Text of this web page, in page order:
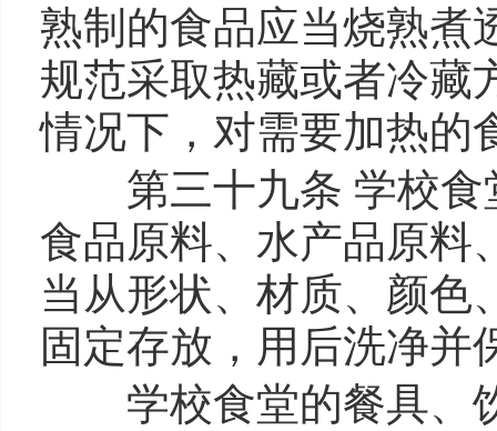
熟制的食品应当烧熟煮
规范采取热藏或者冷藏
情况下，对需要加热的
第三十九条 学校食
食品原料、水产品原料
当从形状、材质、颜色
固定存放，用后洗净并
学校食堂的餐具、饮